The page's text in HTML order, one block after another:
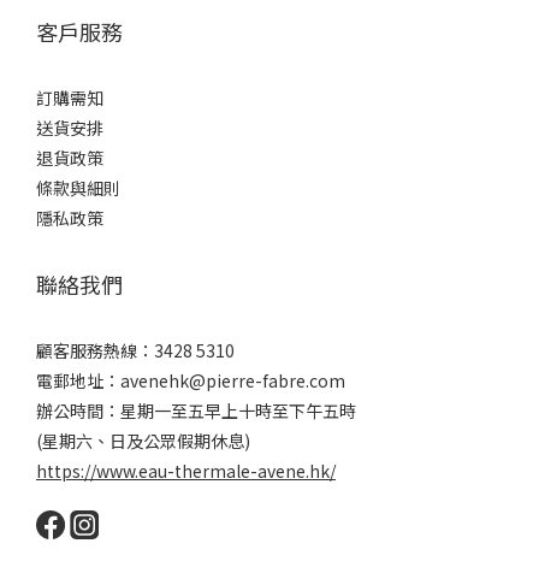
客戶服務
訂購需知
送貨安排
退貨政策
條款與細則
隱私政策
聯絡我們
顧客服務熱線：3428 5310
電郵地址：avenehk@pierre-fabre.com
辦公時間：星期一至五早上十時至下午五時
(星期六、日及公眾假期休息)
https://www.eau-thermale-avene.hk/